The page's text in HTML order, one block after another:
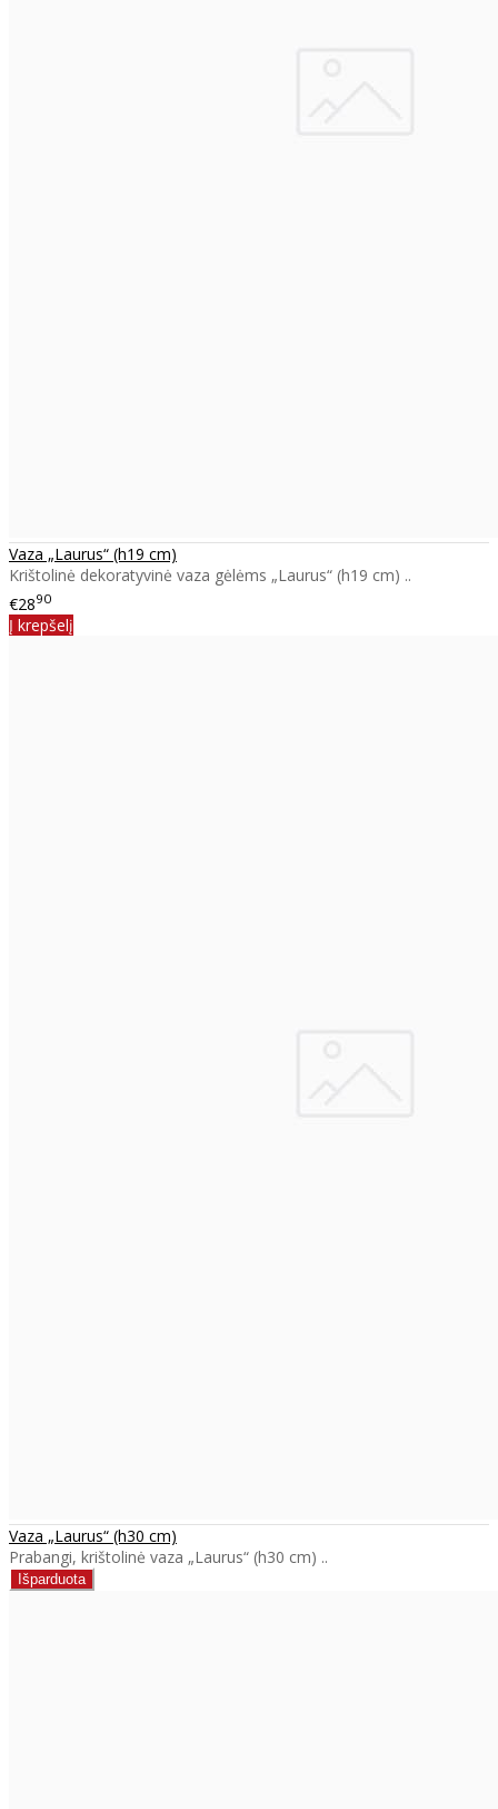
Vaza „Laurus“ (h19 cm)
Krištolinė dekoratyvinė vaza gėlėms „Laurus“ (h19 cm) ..
€2890
Į krepšelį
Vaza „Laurus“ (h30 cm)
Prabangi, krištolinė vaza „Laurus“ (h30 cm) ..